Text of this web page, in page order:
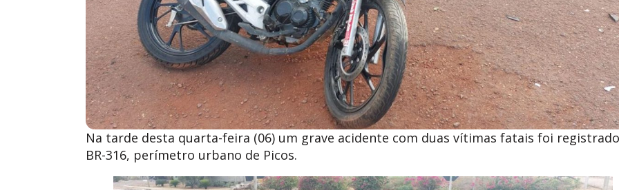
Na tarde desta quarta-feira (06) um grave acidente com duas vítimas fatais foi
BR-316, perímetro urbano de Picos.